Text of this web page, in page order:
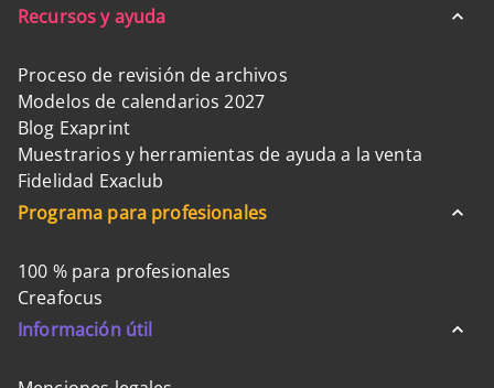
Recursos y ayuda
Proceso de revisión de archivos
Modelos de calendarios 2027
Blog Exaprint
Muestrarios y herramientas de ayuda a la venta
Fidelidad Exaclub
Programa para profesionales
100 % para profesionales
Creafocus
Información útil